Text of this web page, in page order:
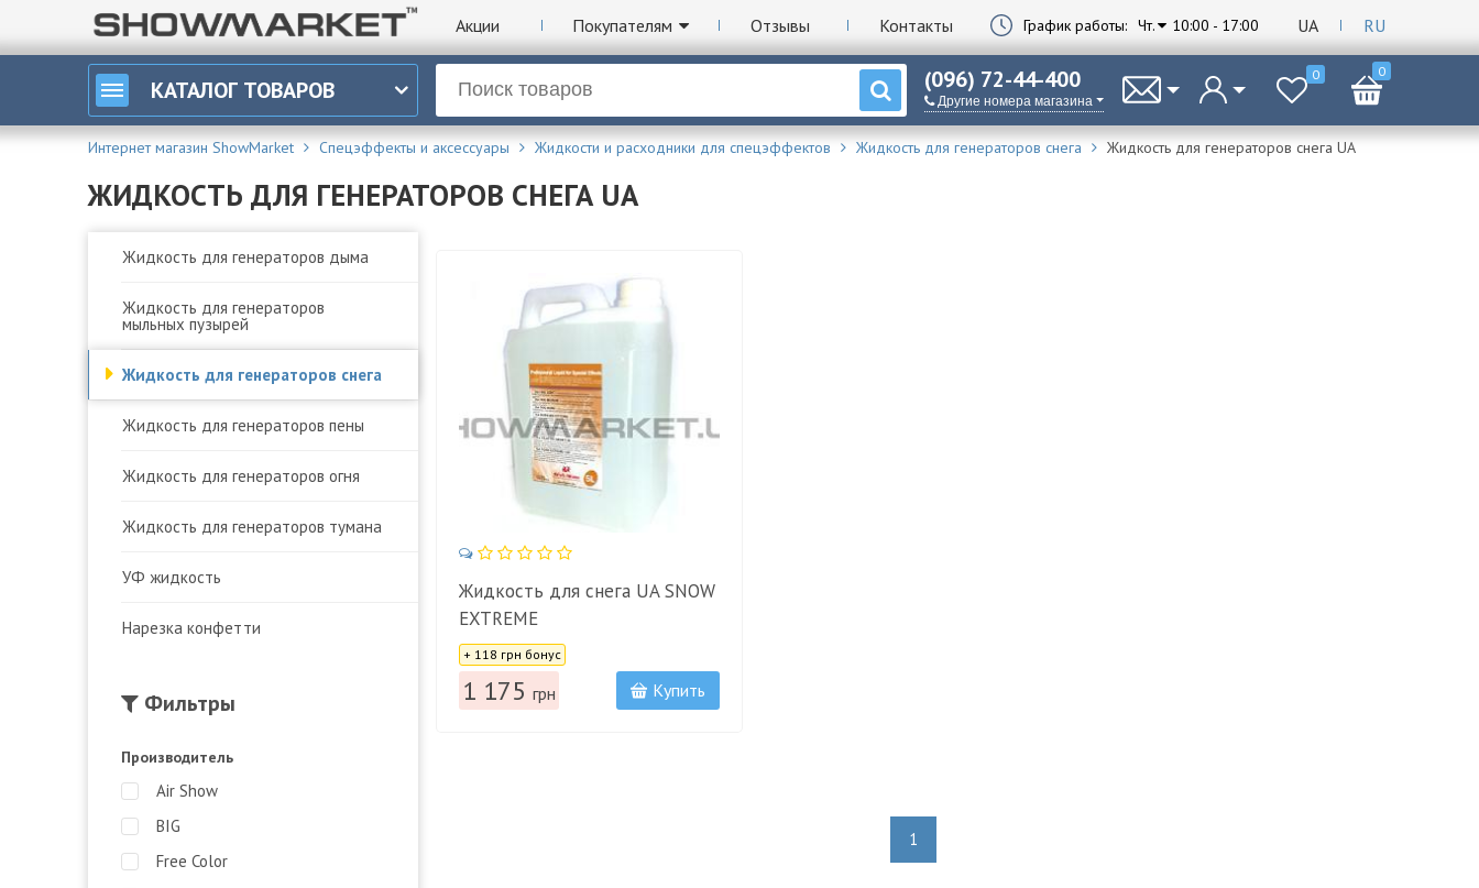
Акции Покупателям Отзывы Контакты График работы: Чт. 10:00 - 17:00 UA RU
КАТАЛОГ ТОВАРОВ (096) 72-44-400
Другие номера магазина
0 0
Интернет магазин ShowMarket Спецэффекты и аксессуары Жидкости и расходники для спецэффектов Жидкость для генераторов снега Жидкость для генераторов снега UA
ЖИДКОСТЬ ДЛЯ ГЕНЕРАТОРОВ СНЕГА UA
Жидкость для генераторов дыма
Жидкость для генераторов
мыльных пузырей
Жидкость для генераторов снега
Жидкость для генераторов пены
Жидкость для генераторов огня
Жидкость для генераторов тумана
УФ жидкость
Нарезка конфетти
Фильтры
Производитель
Air Show
BIG
Free Color
Жидкость для снега UA SNOW
EXTREME
Цена:
+ 118 грн бонус
1 175 грн Купить
1